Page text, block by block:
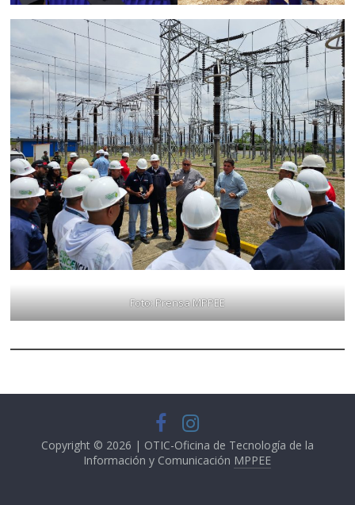
Foto: Prensa MPPEE
Copyright © 2026 | OTIC-Oficina de Tecnología de la
Información y Comunicación MPPEE